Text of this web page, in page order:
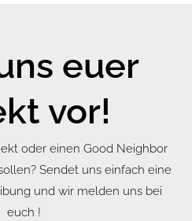
euer
vor!
oder einen Good Neighbor
Sendet uns einfach eine
und wir melden uns bei
euch !